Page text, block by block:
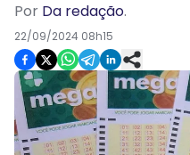
Por Da redação.
22/09/2024 08h15